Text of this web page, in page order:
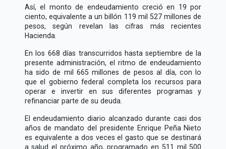
Así, el monto de endeudamiento creció en 19 por
ciento, equivalente a un billón 119 mil 527 millones de
pesos, según revelan las cifras más recientes
Hacienda.
En los 668 días transcurridos hasta septiembre de la
presente administración, el ritmo de endeudamiento
ha sido de mil 665 millones de pesos al día, con lo
que el gobierno federal completa los recursos para
operar e invertir en sus diferentes programas y
refinanciar parte de su deuda.
El endeudamiento diario alcanzado durante casi dos
años de mandato del presidente Enrique Peña Nieto
es equivalente a dos veces el gasto que se destinará
a salud el próximo año, programado en 511 mil 500